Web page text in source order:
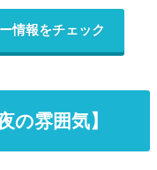
情報をチェック
の雰囲気】